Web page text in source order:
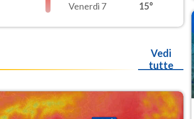
Venerdì 7 15°
Vedi
tutte